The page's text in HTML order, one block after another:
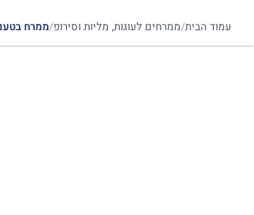
עמוד הבית/ממרחים לעוגות, מליות וסירופ/ממרח בטעם